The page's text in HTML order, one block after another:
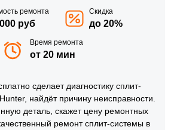
ремонта
руб
Скидка
до 20%
Время ремонта
от 20 мин
сделает диагностику сплит-
найдёт причину неисправности.
деталь, скажет цену ремонтных
ремонт сплит-системы в